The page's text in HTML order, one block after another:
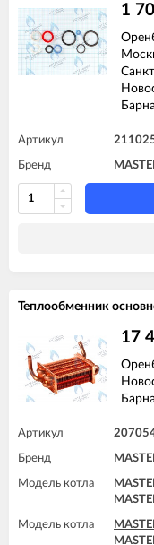
1
Артикул
Бренд
Теплообменник
17
Артикул
Бренд
Модель котла
Модель котла